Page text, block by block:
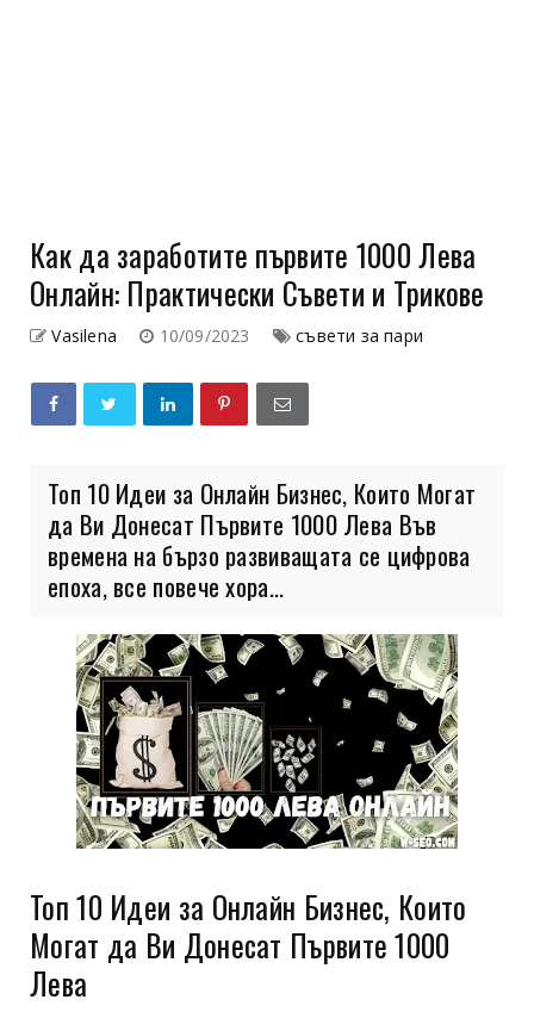
Как да заработите първите 1000 Лева
Онлайн: Практически Съвети и Трикове
Vasilena 10/09/2023 съвети за пари
Топ 10 Идеи за Онлайн Бизнес, Които Могат
да Ви Донесат Първите 1000 Лева Във
времена на бързо развиващата се цифрова
епоха, все повече хора...
Топ 10 Идеи за Онлайн Бизнес, Които
Могат да Ви Донесат Първите 1000
Лева